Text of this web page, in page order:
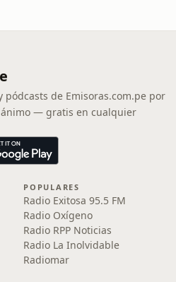
pódcasts de Emisoras.com.pe por
— gratis en cualquier
POPULARES
Radio Exitosa 95.5 FM
Radio Oxígeno
Radio RPP Noticias
Radio La Inolvidable
Radiomar